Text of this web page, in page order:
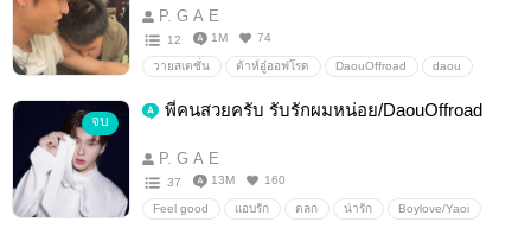
P. G A E
12 1M 74
วายสเตชั่น ต้าห์อู๋ออฟโรด DaouOffroad daou
จบ
พี่คนสวยครับ รับรักผมหน่อย/DaouOffroad
P. G A E
37 13M 160
Feel good แอบรัก ตลก น่ารัก Boylove/Yaoi